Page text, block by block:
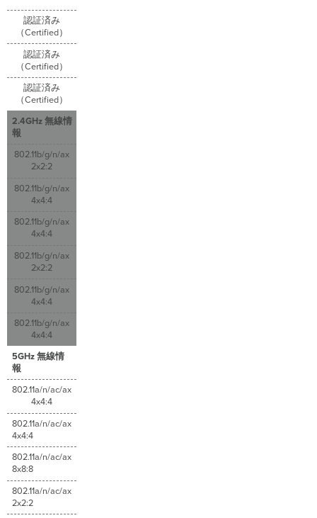
認証済み
（Certified）
認証済み
（Certified）
認証済み
（Certified）
2.4GHz 無線情
報
802.11b/g/n/ax
2x2:2
802.11b/g/n/ax
4x4:4
802.11b/g/n/ax
4x4:4
802.11b/g/n/ax
2x2:2
802.11b/g/n/ax
4x4:4
802.11b/g/n/ax
4x4:4
5GHz 無線情
報
802.11a/n/ac/ax
4x4:4
802.11a/n/ac/ax
4x4:4
802.11a/n/ac/ax
8x8:8
802.11a/n/ac/ax
2x2:2